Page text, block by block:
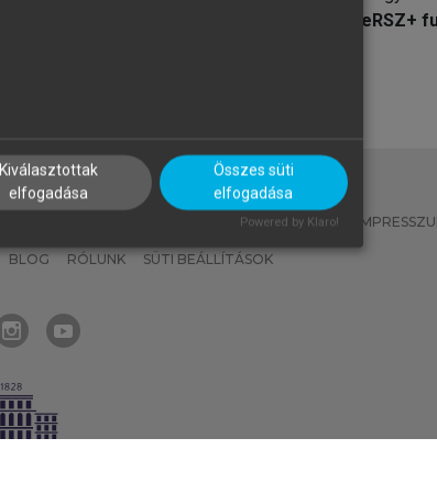
MeRSZ+
MI – ÁLTALÁNOS IRÁNYELVEK
BLOG RÓLUNK SÜTI BEÁLLÍTÁSOK
Kiválasztottak
elfogadása
Összes süti
elfogadása
Powered by Klaro!